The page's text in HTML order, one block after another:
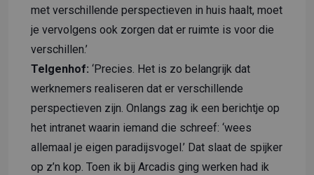
met verschillende perspectieven in huis haalt, moet
je vervolgens ook zorgen dat er ruimte is voor die
verschillen.’
Telgenhof: ‘Precies. Het is zo belangrijk dat
werknemers realiseren dat er verschillende
perspectieven zijn. Onlangs zag ik een berichtje op
het intranet waarin iemand die schreef: ‘wees
allemaal je eigen paradijsvogel.’ Dat slaat de spijker
op z’n kop. Toen ik bij Arcadis ging werken had ik